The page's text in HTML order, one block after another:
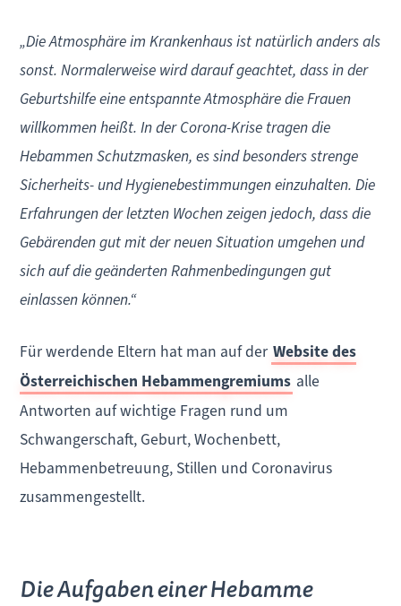
„Die Atmosphäre im Krankenhaus ist natürlich anders als
sonst. Normalerweise wird darauf geachtet, dass in der
Geburtshilfe eine entspannte Atmosphäre die Frauen
willkommen heißt. In der Corona-Krise tragen die
Hebammen Schutzmasken, es sind besonders strenge
Sicherheits- und Hygienebestimmungen einzuhalten. Die
Erfahrungen der letzten Wochen zeigen jedoch, dass die
Gebärenden gut mit der neuen Situation umgehen und
sich auf die geänderten Rahmenbedingungen gut
einlassen können.“
Für werdende Eltern hat man auf der Website des
Österreichischen Hebammengremiums alle
Antworten auf wichtige Fragen rund um
Schwangerschaft, Geburt, Wochenbett,
Hebammenbetreuung, Stillen und Coronavirus
zusammengestellt.
Die Aufgaben einer Hebamme